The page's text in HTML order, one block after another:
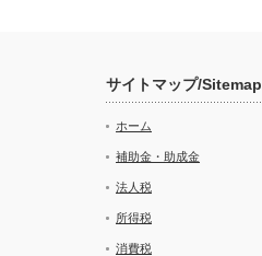
サイトマップ/Sitemap
ホーム
補助金・助成金
法人税
所得税
消費税